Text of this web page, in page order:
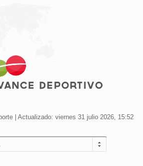
| Actualizado: viernes 31 julio 2026, 15:52